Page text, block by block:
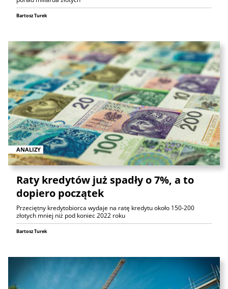
Bartosz Turek
ANALIZY
Raty kredytów już spadły o 7%, a to
dopiero początek
Przeciętny kredytobiorca wydaje na ratę kredytu około 150-200
złotych mniej niż pod koniec 2022 roku
Bartosz Turek